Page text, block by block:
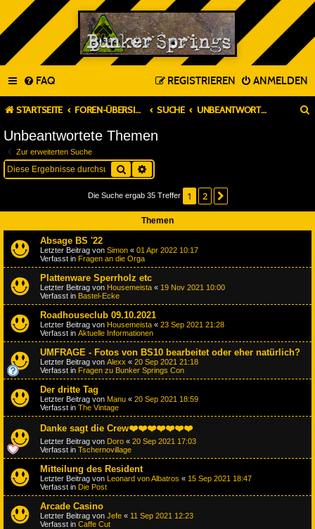
FAQ ANMELDEN
REGISTRIEREN
STARTSEITE FOREN-ÜBERSICHT SUCHE UNBEANTWORTETE THEMEN
Unbeantwortete Themen
Zur erweiterten Suche
Suche
Die Suche ergab 35 Treffer 1 2
Themen
Absage BS '22
Letzter Beitrag von Simon « 01 Apr 2022 10:17
Verfasst in Fragen an die Orga
Plattenware Sperrholz etc
Letzter Beitrag von Housemeista « 19 Nov 2021 10:00
Verfasst in Bastel-Ecke
Roadhouseclub 09.10.2021
Letzter Beitrag von Housemeista « 23 Sep 2021 21:28
Verfasst in Aktuelle Informationen
UMFRAGE - Fotos von BS10 bearbeitet oder eher natürlich?
Letzter Beitrag von Alexx « 20 Sep 2021 21:18
Verfasst in Fragen zu Bunker Springs Con
Der dritte Tag
Letzter Beitrag von Manu « 20 Sep 2021 18:59
Verfasst in The Vintage
Danke sagt die Crew❤️❤️❤️❤️❤️❤️❤️
Letzter Beitrag von Doro « 20 Sep 2021 17:03
Verfasst in Tschernovillage
Mitteilung des Resident
Letzter Beitrag von Leonard von Albatros « 15 Sep 2021 18:47
Verfasst in Die Post
Arcade Casino
Letzter Beitrag von Jefe « 11 Sep 2021 12:23
Verfasst in Caffe Cut